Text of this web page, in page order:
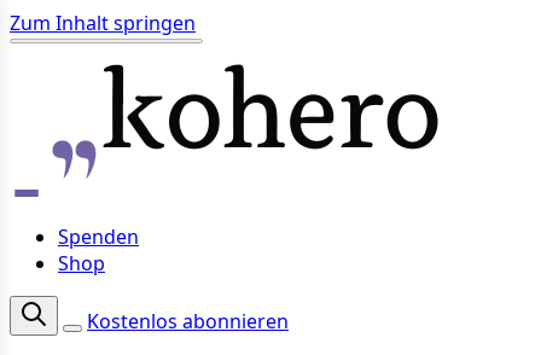
Zum Inhalt springen
Spenden
Shop
Kostenlos abonnieren